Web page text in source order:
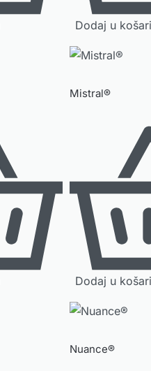
Dodaj u
Mistral®
Dodaj u
Nuance®